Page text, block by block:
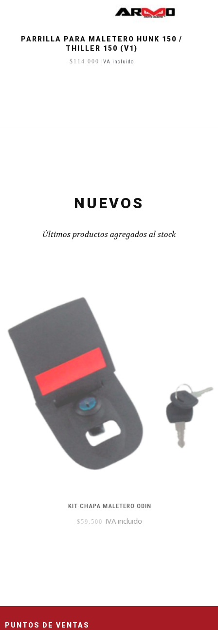
PARRILLA PARA MALETERO HUNK 150 /
THILLER 150 (V1)
$ 114.000 IVA incluido
NUEVOS
Últimos productos agregados al stock
KIT CHAPA MALETERO ODIN
$ 59.500 IVA incluido
PUNTOS DE VENTAS